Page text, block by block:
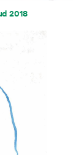
2018